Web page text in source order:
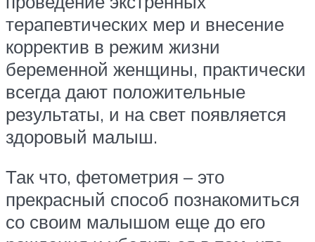
терапевтических мер и внесение
корректив в режим жизни
беременной женщины, практически
всегда дают положительные
результаты, и на свет появляется
здоровый малыш.
Так что, фетометрия – это
прекрасный способ познакомиться
со своим малышом еще до его